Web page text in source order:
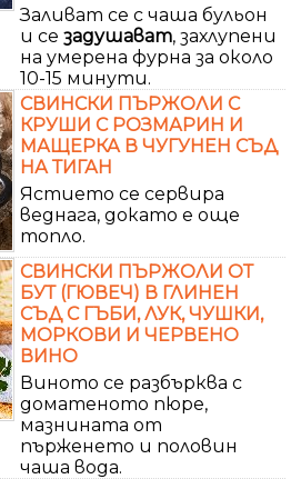
Заливат се с чаша бульон
и се задушават, захлупени
на умерена фурна за около
10-15 минути.
СВИНСКИ ПЪРЖОЛИ С
КРУШИ С РОЗМАРИН И
МАЩЕРКА В ЧУГУНЕН СЪД
НА ТИГАН
Ястието се сервира
веднага, докато е още
топло.
СВИНСКИ ПЪРЖОЛИ ОТ
БУТ (ГЮВЕЧ) В ГЛИНЕН
СЪД С ГЪБИ, ЛУК, ЧУШКИ,
МОРКОВИ И ЧЕРВЕНО
ВИНО
Виното се разбърква с
доматеното пюре,
мазнината от
пърженето и половин
чаша вода.